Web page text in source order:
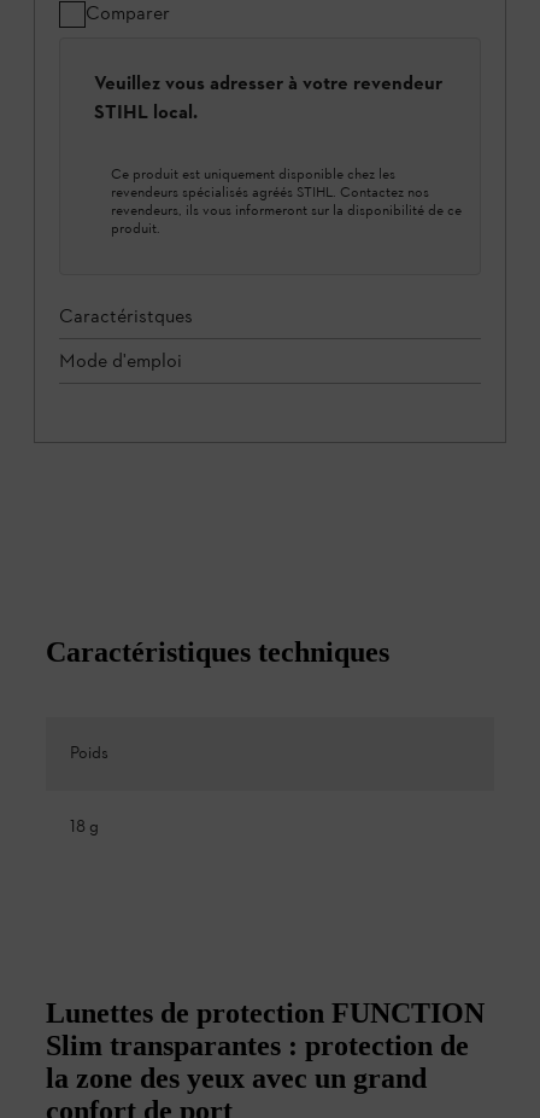
Comparer
Veuillez vous adresser à votre revendeur
STIHL local.
Ce produit est uniquement disponible chez les
revendeurs spécialisés agréés STIHL. Contactez nos
revendeurs, ils vous informeront sur la disponibilité de ce
produit.
Caractéristques
Mode d'emploi
Caractéristiques techniques
Poids
18 g
Lunettes de protection FUNCTION
Slim transparantes : protection de
la zone des yeux avec un grand
confort de port